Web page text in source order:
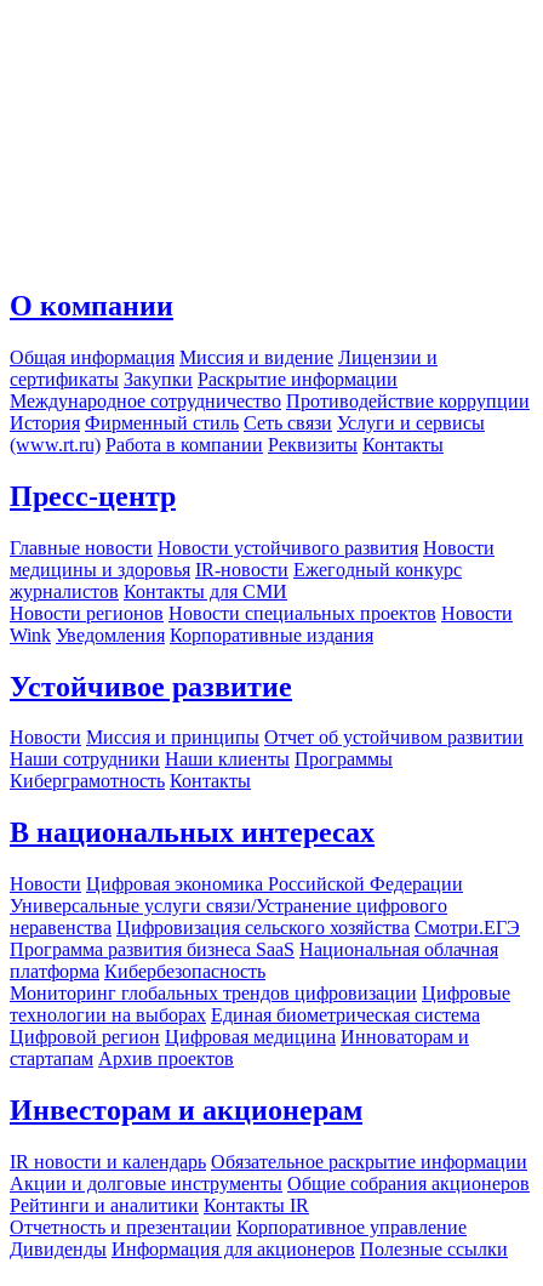
О компании
Общая информация Миссия и видение Лицензии и
сертификаты Закупки Раскрытие информации
Международное сотрудничество Противодействие коррупции
История Фирменный стиль Сеть связи Услуги и сервисы
(www.rt.ru) Работа в компании Реквизиты Контакты
Пресс-центр
Главные новости Новости устойчивого развития Новости
медицины и здоровья IR-новости Ежегодный конкурс
журналистов Контакты для СМИ
Новости регионов Новости специальных проектов Новости
Wink Уведомления Корпоративные издания
Устойчивое развитие
Новости Миссия и принципы Отчет об устойчивом развитии
Наши сотрудники Наши клиенты Программы
Киберграмотность Контакты
В национальных интересах
Новости Цифровая экономика Российской Федерации
Универсальные услуги связи/Устранение цифрового
неравенства Цифровизация сельского хозяйства Смотри.ЕГЭ
Программа развития бизнеса SaaS Национальная облачная
платформа Кибербезопасность
Мониторинг глобальных трендов цифровизации Цифровые
технологии на выборах Единая биометрическая система
Цифровой регион Цифровая медицина Инноваторам и
стартапам Архив проектов
Инвесторам и акционерам
IR новости и календарь Обязательное раскрытие информации
Акции и долговые инструменты Общие собрания акционеров
Рейтинги и аналитики Контакты IR
Отчетность и презентации Корпоративное управление
Дивиденды Информация для акционеров Полезные ссылки